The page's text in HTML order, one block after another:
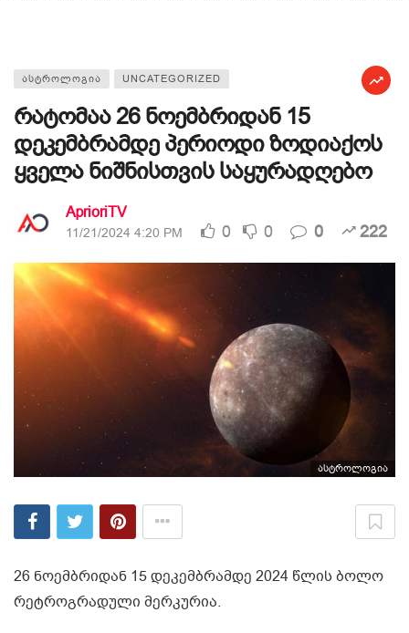
ᲐᲡᲢᲠᲝᲚᲝᲒᲘᲐ UNCATEGORIZED
რატომაა 26 ნოემბრიდან 15
დეკემბრამდე პერიოდი ზოდიაქოს
ყველა ნიშნისთვის საყურადღებო
AprioriTV
11/21/2024 4:20 PM 0 0 0 222
ასტროლოგია
26 ნოემბრიდან 15 დეკემბრამდე 2024 წლის ბოლო
რეტროგრადული მერკურია.